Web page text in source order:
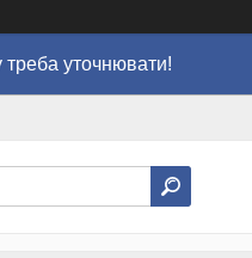
треба уточнювати!